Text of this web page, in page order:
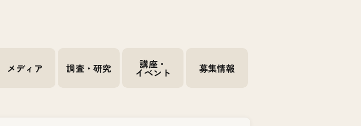
メディア 調査・研究 講座・
イベント 募集情報